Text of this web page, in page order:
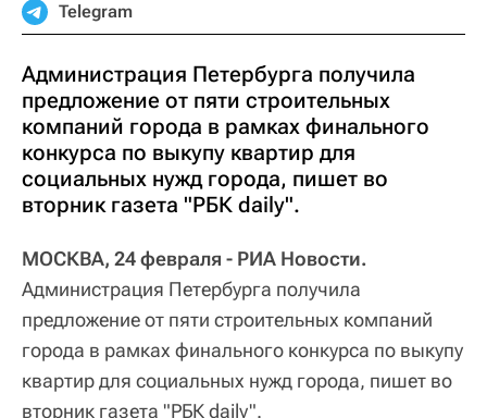
Telegram
Администрация Петербурга получила
предложение от пяти строительных
компаний города в рамках финального
конкурса по выкупу квартир для
социальных нужд города, пишет во
вторник газета "РБК daily".
МОСКВА, 24 февраля - РИА Новости.
Администрация Петербурга получила
предложение от пяти строительных компаний
города в рамках финального конкурса по выкупу
квартир для социальных нужд города, пишет во
вторник газета "РБК daily".